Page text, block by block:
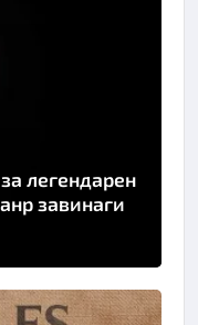
легендарен
завинаги